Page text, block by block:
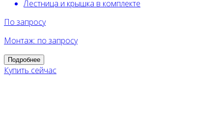
Лестница и крышка в комплекте
По запросу
Монтаж: по запросу
Подробнее
Купить сейчас